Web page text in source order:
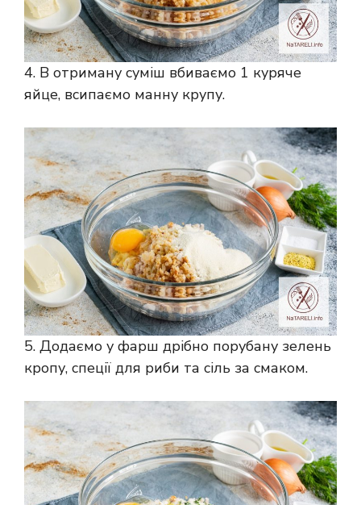
4. В отриману суміш вбиваємо 1 куряче
яйце, всипаємо манну крупу.
5. Додаємо у фарш дрібно порубану зелень
кропу, спеції для риби та сіль за смаком.